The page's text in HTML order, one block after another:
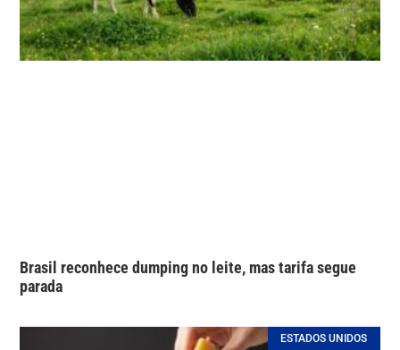
Brasil reconhece dumping no leite, mas tarifa segue
parada
ESTADOS UNIDOS